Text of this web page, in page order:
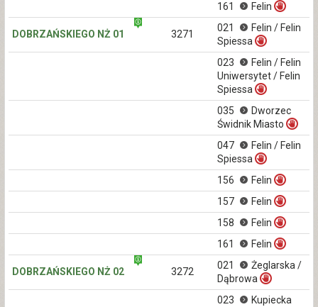
161
Felin
DOBRZAŃSKIEGO NŻ 01 3271
021
Felin / Felin
Spiessa
023
Felin / Felin
Uniwersytet / Felin
Spiessa
035
Dworzec
Świdnik Miasto
047
Felin / Felin
Spiessa
156
Felin
157
Felin
158
Felin
161
Felin
DOBRZAŃSKIEGO NŻ 02 3272
021
Żeglarska /
Dąbrowa
023
Kupiecka